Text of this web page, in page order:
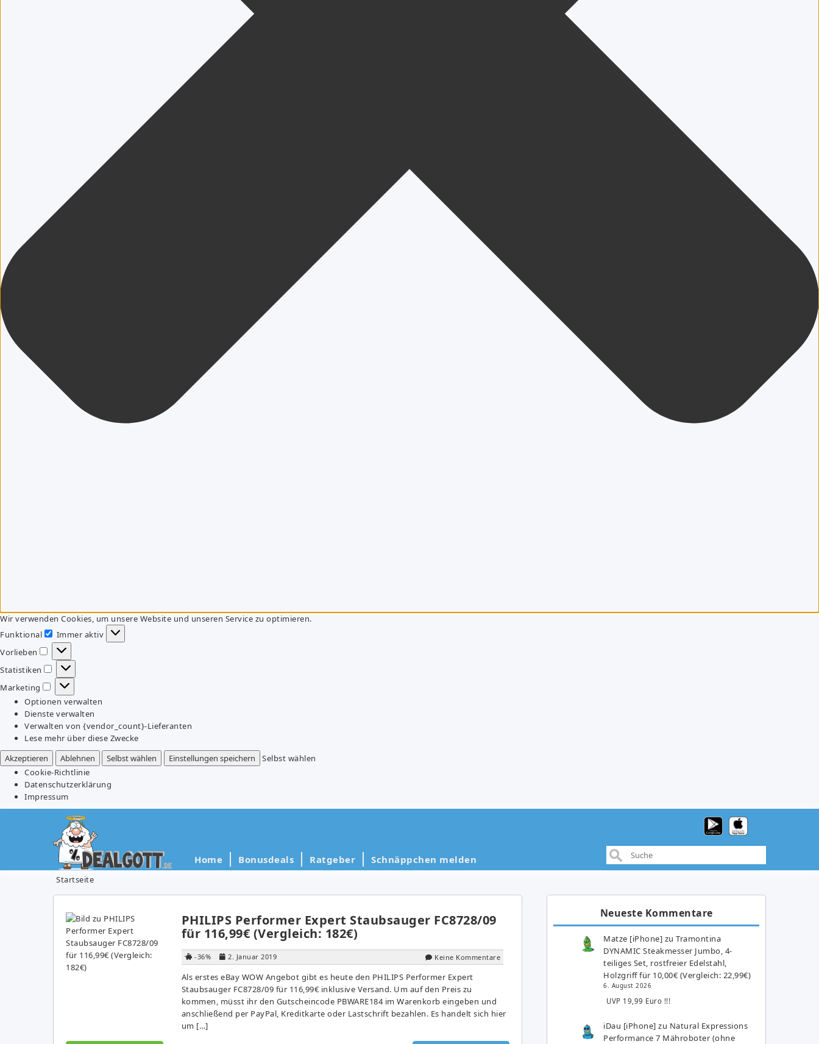
Wir verwenden Cookies, um unsere Website und unseren Service zu optimieren.
Funktional
Funktional
Immer aktiv
Vorlieben
Vorlieben
Statistiken
Statistiken
Marketing
Marketing
Optionen verwalten
Dienste verwalten
Verwalten von {vendor_count}-Lieferanten
Lese mehr über diese Zwecke
Akzeptieren
Ablehnen Selbst wählen Einstellungen speichern
Selbst wählen
Cookie-Richtlinie
Datenschutzerklärung
Impressum
Home Bonusdeals Ratgeber Schnäppchen melden
Startseite
PHILIPS Performer Expert Staubsauger FC8728/09
für 116,99€ (Vergleich: 182€)
-36% 2. Januar 2019 Keine Kommentare
Als erstes eBay WOW Angebot gibt es heute den PHILIPS Performer Expert
Staubsauger FC8728/09 für 116,99€ inklusive Versand. Um auf den Preis zu
kommen, müsst ihr den Gutscheincode PBWARE184 im Warenkorb eingeben und
anschließend per PayPal, Kreditkarte oder Lastschrift bezahlen. Es handelt sich hier
um […]
Neueste Kommentare
Matze [iPhone] zuTramontina
DYNAMIC Steakmesser Jumbo, 4-
teiliges Set, rostfreier Edelstahl,
Holzgriff für 10,00€ (Vergleich: 22,99€)
6. August 2026
UVP 19,99 Euro !!!
iDau [iPhone] zu Natural Expressions
Performance 7 Mähroboter (ohne